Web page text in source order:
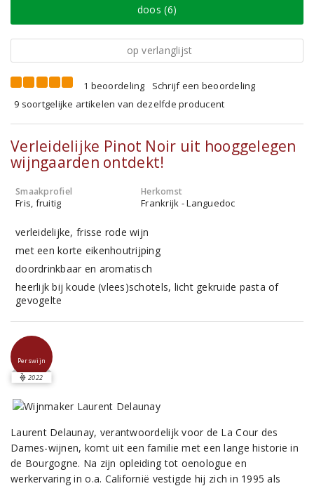
doos (6)
op verlanglijst
1 beoordeling
Schrijf een beoordeling
9 soortgelijke artikelen van dezelfde producent
Verleidelijke Pinot Noir uit hooggelegen
wijngaarden ontdekt!
Smaakprofiel
Fris, fruitig
Herkomst
Frankrijk - Languedoc
verleidelijke, frisse rode wijn
met een korte eikenhoutrijping
doordrinkbaar en aromatisch
heerlijk bij koude (vlees)schotels, licht gekruide pasta of
gevogelte
Perswijn
2022
Laurent Delaunay, verantwoordelijk voor de La Cour des
Dames-wijnen, komt uit een familie met een lange historie in
de Bourgogne. Na zijn opleiding tot oenologue en
werkervaring in o.a. Californië vestigde hij zich in 1995 als